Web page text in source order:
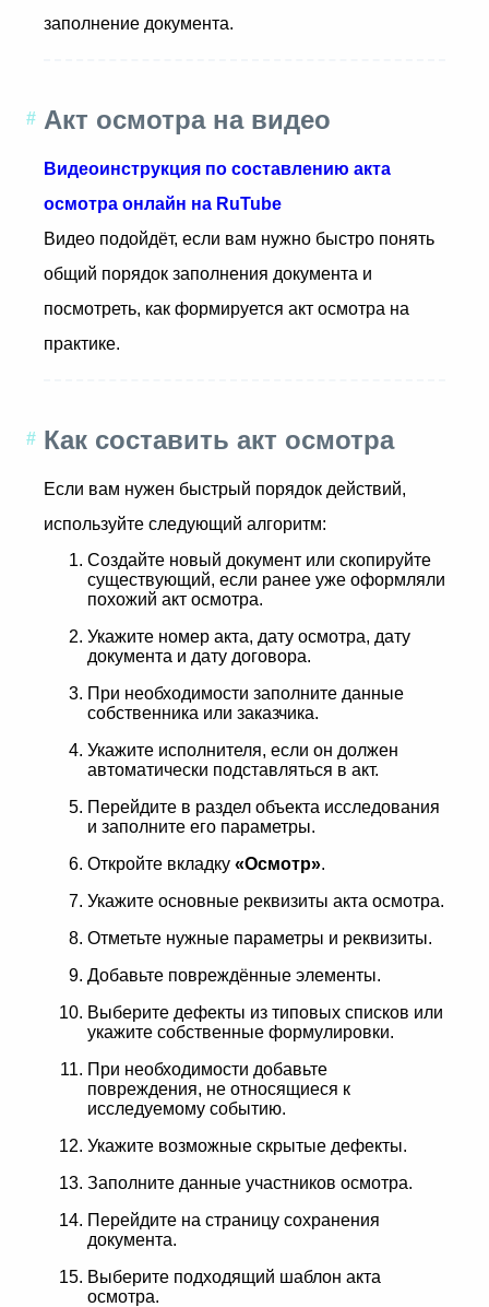
заполнение документа.
Акт осмотра на видео
Видеоинструкция по составлению акта
осмотра онлайн на RuTube
Видео подойдёт, если вам нужно быстро понять
общий порядок заполнения документа и
посмотреть, как формируется акт осмотра на
практике.
Как составить акт осмотра
Если вам нужен быстрый порядок действий,
используйте следующий алгоритм:
Создайте новый документ или скопируйте
существующий, если ранее уже оформляли
похожий акт осмотра.
Укажите номер акта, дату осмотра, дату
документа и дату договора.
При необходимости заполните данные
собственника или заказчика.
Укажите исполнителя, если он должен
автоматически подставляться в акт.
Перейдите в раздел объекта исследования
и заполните его параметры.
Откройте вкладку «Осмотр».
Укажите основные реквизиты акта осмотра.
Отметьте нужные параметры и реквизиты.
Добавьте повреждённые элементы.
Выберите дефекты из типовых списков или
укажите собственные формулировки.
При необходимости добавьте
повреждения, не относящиеся к
исследуемому событию.
Укажите возможные скрытые дефекты.
Заполните данные участников осмотра.
Перейдите на страницу сохранения
документа.
Выберите подходящий шаблон акта
осмотра.